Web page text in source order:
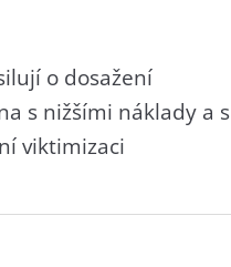
o dosažení
s nižšími náklady a s
viktimizaci